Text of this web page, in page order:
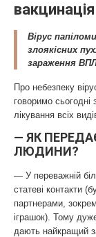
вакцинація
Вірус
злоякісних
зараження
Про небезпеку
говоримо сьогодні
лікування всіх
— ЯК
ЛЮДИНИ?
— У переважній
статеві контакти
партнерами,
іграшок). Тому
дають найкращий